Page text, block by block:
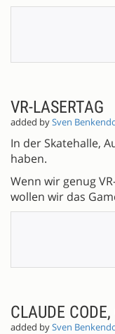
VR-LASERTAG
added bySven
In der Skatehalle,
haben.
Wenn wir genug
wollen wir das
CLAUDE
added bySven